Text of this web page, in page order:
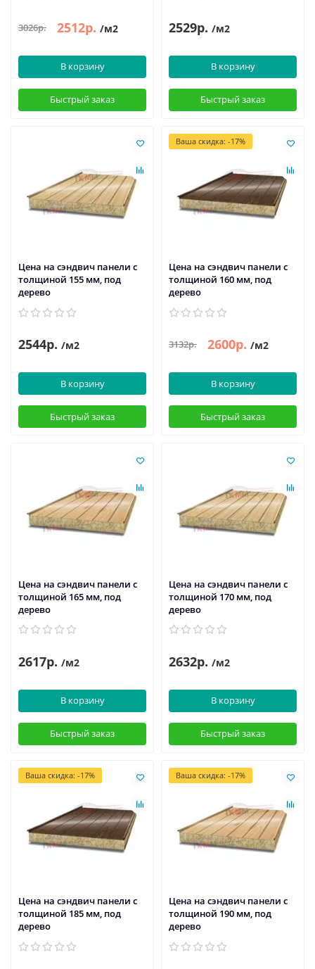
3026р. 2512р. /м2
В корзину
Быстрый заказ
2529р. /м2
В корзину
Быстрый заказ
Цена на сэндвич панели с
толщиной 155 мм, под
дерево
2544р. /м2
В корзину
Быстрый заказ
Ваша скидка: -17%
Цена на сэндвич панели с
толщиной 160 мм, под
дерево
3132р. 2600р. /м2
В корзину
Быстрый заказ
Цена на сэндвич панели с
толщиной 165 мм, под
дерево
2617р. /м2
В корзину
Быстрый заказ
Цена на сэндвич панели с
толщиной 170 мм, под
дерево
2632р. /м2
В корзину
Быстрый заказ
Ваша скидка: -17%
Цена на сэндвич панели с
толщиной 185 мм, под
дерево
Ваша скидка: -17%
Цена на сэндвич панели с
толщиной 190 мм, под
дерево